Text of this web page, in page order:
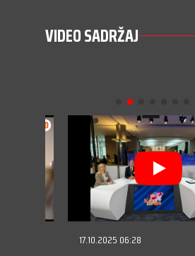
VIDEO SADRŽAJ
17.10.2025 06:28